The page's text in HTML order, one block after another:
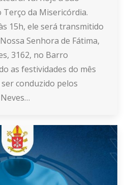
da Misericórdia.
15h, ele será transmitido
Senhora de Fátima,
3162, no Barro
as festividades do mês
conduzido pelos